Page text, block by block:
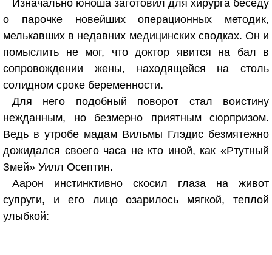
Изначально юноша заготовил для хирурга беседу
о парочке новейших операционных методик,
мелькавших в недавних медицинских сводках. Он и
помыслить не мог, что доктор явится на бал в
сопровождении жены, находящейся на столь
солидном сроке беременности.
Для него подобный поворот стал воистину
нежданным, но безмерно приятным сюрпризом.
Ведь в утробе мадам Вильмы Глэдис безмятежно
дожидался своего часа не кто иной, как «Ртутный
Змей» Уилл Осептин.
Аарон инстинктивно скосил глаза на живот
супруги, и его лицо озарилось мягкой, теплой
улыбкой: